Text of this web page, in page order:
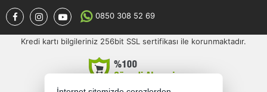
0850 308 52 69
Kredi kartı bilgileriniz 256bit SSL sertifikası ile korunmaktadır.